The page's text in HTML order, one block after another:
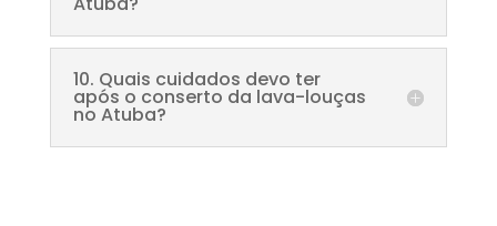
10. Quais cuidados devo ter
após o conserto da lava-louças
no Atuba?